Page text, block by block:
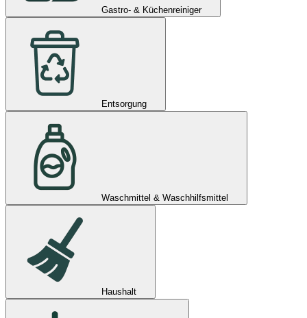
Gastro- & Küchenreiniger
Entsorgung
Waschmittel & Waschhilfsmittel
Haushalt